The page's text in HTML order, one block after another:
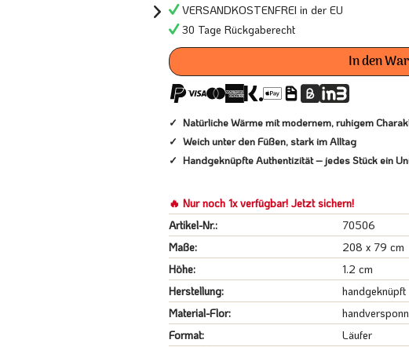
VERSANDKOSTENFREI in der EU
30 Tage Rückgaberecht
In den
Natürliche Wärme mit modernem, ruhigem
Weich unter den Füßen, stark im Alltag
Handgeknüpfte Authentizität – jedes Stück ein
🔥 Nur noch 1x verfügbar! Jetzt sichern!
Artikel-Nr.:
70506
Maße:
208 x 79 cm
Höhe:
1.2 cm
Herstellung:
handgeknüpft
Material-Flor:
Format:
Läufer